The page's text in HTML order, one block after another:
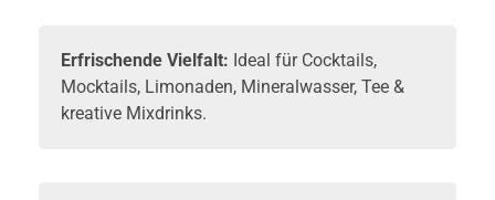
Erfrischende Vielfalt: Ideal für Cocktails,
Mocktails, Limonaden, Mineralwasser, Tee &
kreative Mixdrinks.